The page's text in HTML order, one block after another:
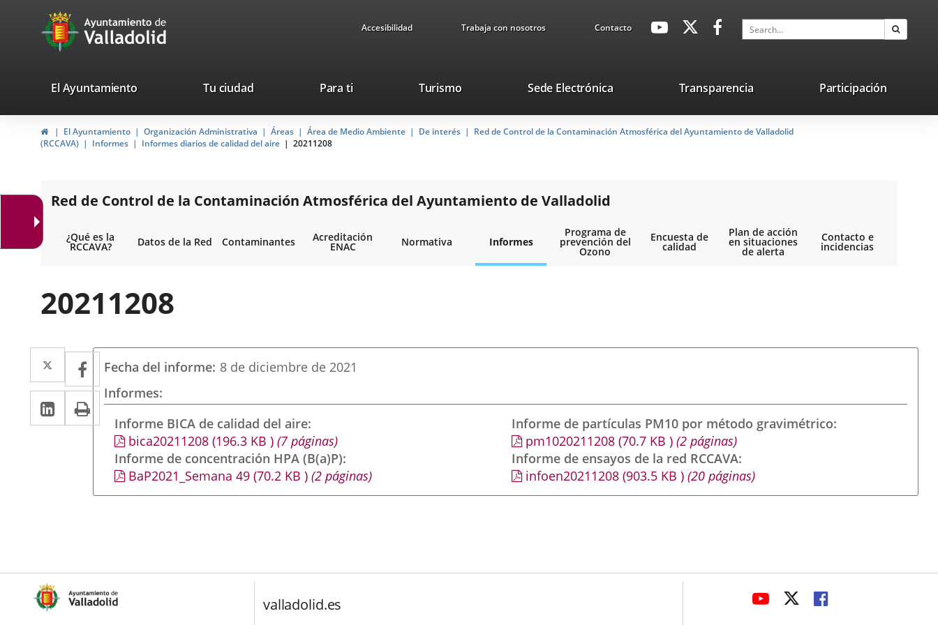
Portal
Web
Ayuntamiento
de
Valladolid
Accesibilidad Trabaja con nosotros ContactoavaHeaderSocial
Link
Link
application.
application.
Search
valladolid.es
El Ayuntamiento Tu ciudad Para ti TurismoThis
will
open
up
window.
Sede ElectrónicaLink
external
application.
Transparencia Participación
HomeEl Ayuntamiento Organización Administrativa Áreas Área de Medio Ambiente De interés
Red de Control de la Contaminación Atmosférica del Ayuntamiento de Valladolid
(RCCAVA)
Informes Informes diarios de calidad del aire 20211208
Red de Control de la Contaminación Atmosférica del Ayuntamiento de Valladolid
¿Qué es la
RCCAVA? Datos de la Red Contaminantes Acreditación
ENAC Normativa Informes
Programa de
prevención del
Ozono
Encuesta de
calidad
Plan de acción
en situaciones
de alerta
Contacto e
incidencias
20211208
Twitter
Enlace
a
una
aplicación
externa.
Facebook
Enlace
a
una
aplicación
externa.
Linkedin
Enlace
a
aplicación
externa.
Print
Fecha del informe 8 de diciembre de 2021
Informes
Informe BICA de calidad del aire
bica20211208(196.3 KB )(7 páginas)
Informe de concentración HPA (B(a)P)
BaP2021_Semana 49(70.2 KB )(2 páginas)
Informe de partículas PM10 por método gravimétrico
pm1020211208 (70.7 KB) (2 páginas)
Informe de ensayos de la red RCCAVA
infoen20211208 (903.5 KB) (20 páginas)
valladolid.es
LINK
LINKLINK